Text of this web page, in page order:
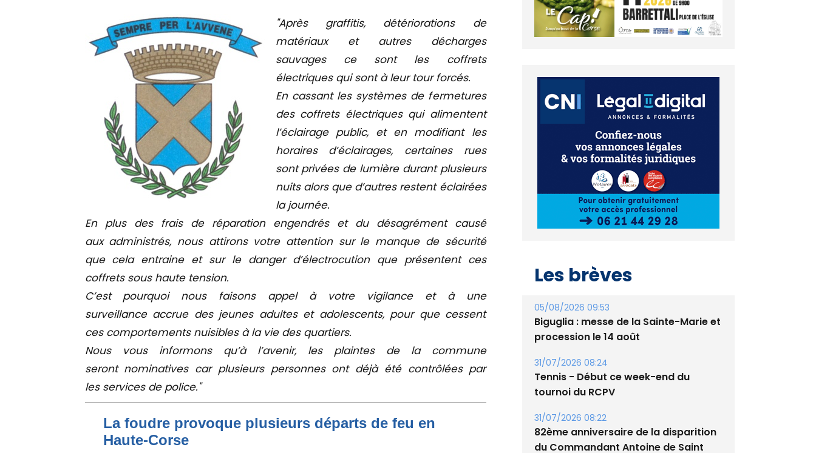
"Après graffitis, détériorations de
matériaux et autres décharges
sauvages ce sont les coffrets
électriques qui sont à leur tour forcés.
En cassant les systèmes de fermetures
des coffrets électriques qui alimentent
l’éclairage public, et en modifiant les
horaires d’éclairages, certaines rues
sont privées de lumière durant plusieurs
nuits alors que d’autres restent éclairées
la journée.
En plus des frais de réparation engendrés et du désagrément causé
aux administrés, nous attirons votre attention sur le manque de sécurité
que cela entraine et sur le danger d’électrocution que présentent ces
coffrets sous haute tension.
C’est pourquoi nous faisons appel à votre vigilance et à une
surveillance accrue des jeunes adultes et adolescents, pour que cessent
ces comportements nuisibles à la vie des quartiers.
Nous vous informons qu’à l’avenir, les plaintes de la commune
seront nominatives car plusieurs personnes ont déjà été contrôlées par
les services de police."
La foudre provoque plusieurs départs de feu en
Haute-Corse
05/08/2026 09:53
procession le 14 août
31/07/2026 08:24
tournoi du RCPV
31/07/2026 08:22
du Commandant Antoine de Saint
Exupery